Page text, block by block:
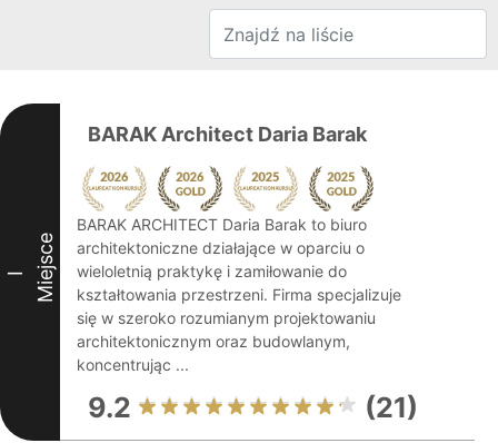
I Miejsce
BARAK Architect Daria Barak
BARAK ARCHITECT Daria Barak to biuro
architektoniczne działające w oparciu o
wieloletnią praktykę i zamiłowanie do
kształtowania przestrzeni. Firma specjalizuje
się w szeroko rozumianym projektowaniu
architektonicznym oraz budowlanym,
koncentrując ...
9.2 (21)